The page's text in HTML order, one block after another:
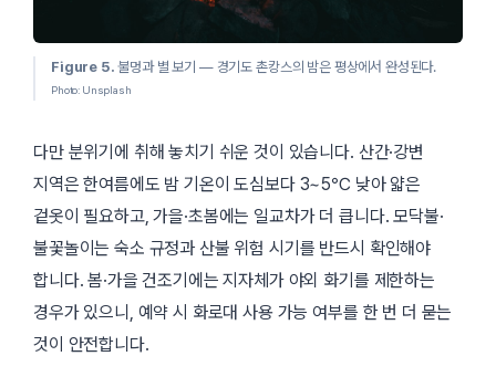
Figure 5. 불멍과 별 보기 — 경기도 촌캉스의 밤은 평상에서 완성된다.
Photo: Unsplash
다만 분위기에 취해 놓치기 쉬운 것이 있습니다. 산간·강변
지역은 한여름에도 밤 기온이 도심보다 3~5℃ 낮아 얇은
겉옷이 필요하고, 가을·초봄에는 일교차가 더 큽니다. 모닥불·
불꽃놀이는 숙소 규정과 산불 위험 시기를 반드시 확인해야
합니다. 봄·가을 건조기에는 지자체가 야외 화기를 제한하는
경우가 있으니, 예약 시 화로대 사용 가능 여부를 한 번 더 묻는
것이 안전합니다.